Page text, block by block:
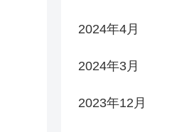
2024年4月
2024年3月
2023年12月